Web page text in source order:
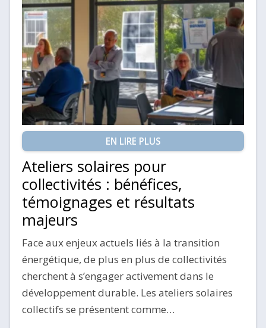
EN LIRE PLUS
Ateliers solaires pour
collectivités : bénéfices,
témoignages et résultats
majeurs
Face aux enjeux actuels liés à la transition
énergétique, de plus en plus de collectivités
cherchent à s’engager activement dans le
développement durable. Les ateliers solaires
collectifs se présentent comme…